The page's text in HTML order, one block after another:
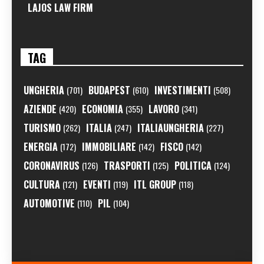
LAJOS LAW FIRM
TAG
UNGHERIA (701) BUDAPEST (610) INVESTIMENTI (508)
AZIENDE (420) ECONOMIA (355) LAVORO (341)
TURISMO (262) ITALIA (247) ITALIAUNGHERIA (227)
ENERGIA (172) IMMOBILIARE (142) FISCO (142)
CORONAVIRUS (126) TRASPORTI (125) POLITICA (124)
CULTURA (121) EVENTI (119) ITL GROUP (118)
AUTOMOTIVE (110) PIL (104)